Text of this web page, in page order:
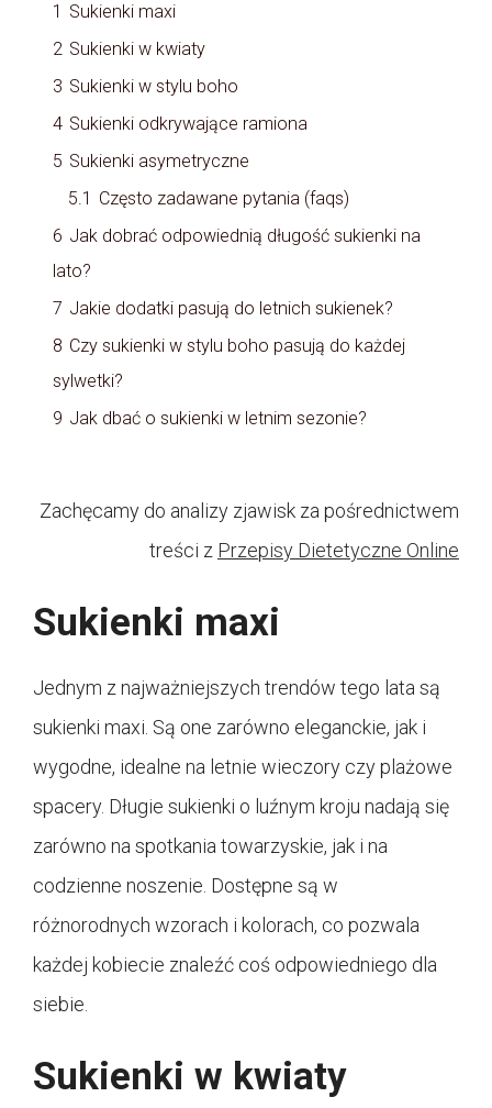
1 Sukienki maxi
2 Sukienki w kwiaty
3 Sukienki w stylu boho
4 Sukienki odkrywające ramiona
5 Sukienki asymetryczne
5.1 Często zadawane pytania (faqs)
6 Jak dobrać odpowiednią długość sukienki na
lato?
7 Jakie dodatki pasują do letnich sukienek?
8 Czy sukienki w stylu boho pasują do każdej
sylwetki?
9 Jak dbać o sukienki w letnim sezonie?
Zachęcamy do analizy zjawisk za pośrednictwem
treści z Przepisy Dietetyczne Online
Sukienki maxi
Jednym z najważniejszych trendów tego lata są
sukienki maxi. Są one zarówno eleganckie, jak i
wygodne, idealne na letnie wieczory czy plażowe
spacery. Długie sukienki o luźnym kroju nadają się
zarówno na spotkania towarzyskie, jak i na
codzienne noszenie. Dostępne są w
różnorodnych wzorach i kolorach, co pozwala
każdej kobiecie znaleźć coś odpowiedniego dla
siebie.
Sukienki w kwiaty